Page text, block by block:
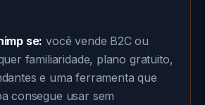
se: você vende B2C ou
familiaridade, plano gratuito,
e uma ferramenta que
consegue usar sem